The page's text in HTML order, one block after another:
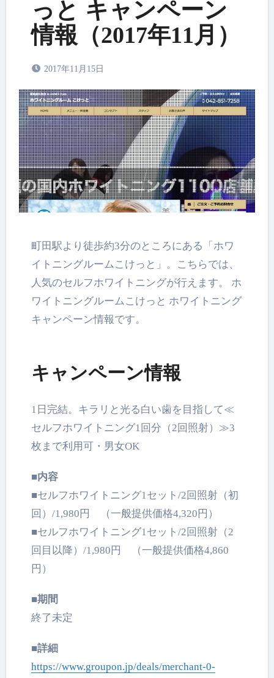
っと キャンペーン
情報（2017年11月）
2017年11月15日
町田駅より徒歩約3分のところにある「ホワ
イトニングルームこけっと」。こちらでは、
人気のセルフホワイトニングが行えます。 ホ
ワイトニングルームこけっと ホワイトニング
キャンペーン情報です。
キャンペーン情報
1日完結。キラリと光る白い歯を目指して≪
セルフホワイトニング1回分（2回照射）≫3
枚まで利用可・男女OK
■内容
■セルフホワイトニング1セット/2回照射（初
回）/1,980円 （一般提供価格4,320円）
■セルフホワイトニング1セット/2回照射（2
回目以降）/1,980円 （一般提供価格4,860
円）
■期間
終了未定
■詳細
https://www.groupon.jp/deals/merchant-0-